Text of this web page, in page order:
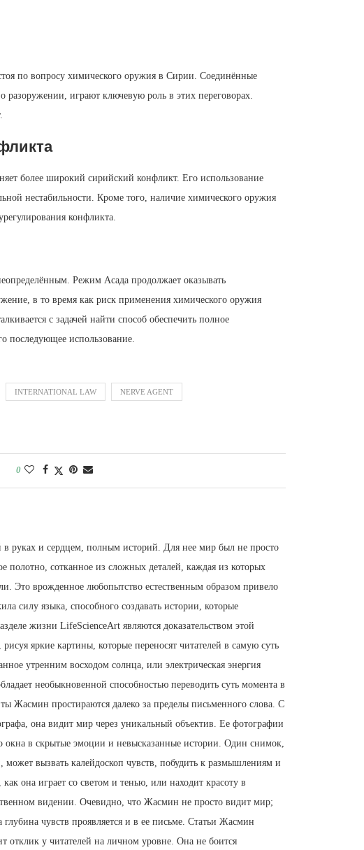
по вопросу химического оружия в Сирии. Соединённые
играют ключевую роль в этих переговорах.
более широкий сирийский конфликт. Его использование
нестабильности. Кроме того, наличие химического оружия
конфликта.
Режим Асада продолжает оказывать
в то время как риск применения химического оружия
с задачей найти способ обеспечить полное
последующее использование.
INTERNATIONAL LAW NERVE AGENT
0
руках и сердцем, полным историй. Для нее мир был не просто
полотно, сотканное из сложных деталей, каждая из которых
Это врожденное любопытство естественным образом привело
силу языка, способного создавать истории, которые
жизни LifeScienceArt являются доказательством этой
яркие картины, которые переносят читателей в самую суть
утренним восходом солнца, или электрическая энергия
необыкновенной способностью переводить суть момента в
Жасмин простираются далеко за пределы письменного слова. С
она видит мир через уникальный объектив. Ее фотографии
в скрытые эмоции и невысказанные истории. Один снимок,
вызвать калейдоскоп чувств, побудить к размышлениям и
она играет со светом и тенью, или находит красоту в
видении. Очевидно, что Жасмин не просто видит мир;
глубина чувств проявляется и в ее письме. Статьи Жасмин
отклик у читателей на личном уровне. Она не боится